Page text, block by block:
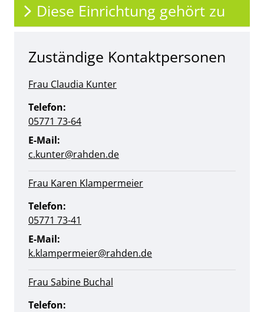
Diese Einrichtung gehört zu
Zuständige Kontaktpersonen
Frau Claudia Kunter
Telefon:
05771 73-64
E-Mail:
c.kunter@rahden.de
Frau Karen Klampermeier
Telefon:
05771 73-41
E-Mail:
k.klampermeier@rahden.de
Frau Sabine Buchal
Telefon: